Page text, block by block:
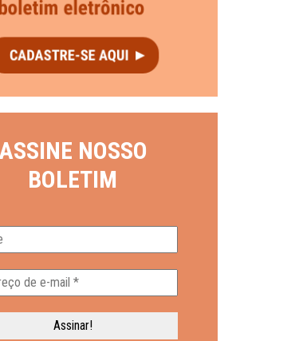
ASSINE NOSSO
BOLETIM